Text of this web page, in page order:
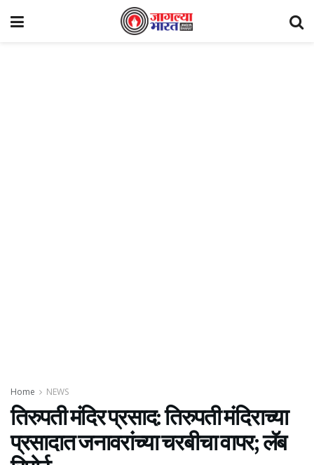
Home NEWS
तिरुपती मंदिर प्रसाद: तिरुपती मंदिराच्या
प्रसादात जनावरांच्या चरबीचा वापर; लॅब